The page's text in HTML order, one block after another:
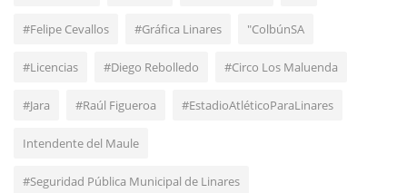
#Felipe Cevallos #Gráfica Linares "ColbúnSA
#Licencias #Diego Rebolledo #Circo Los Maluenda
#Jara #Raúl Figueroa #EstadioAtléticoParaLinares
Intendente del Maule
#Seguridad Pública Municipal de Linares